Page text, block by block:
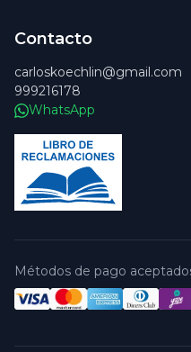
Contacto
carloskoechlin@gmail.com
999216178
WhatsApp
Métodos de pago